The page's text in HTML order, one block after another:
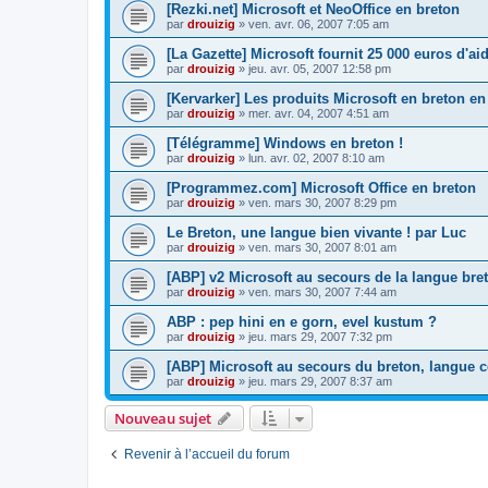
[Rezki.net] Microsoft et NeoOffice en breton
par drouizig » ven. avr. 06, 2007 7:05 am
[La Gazette] Microsoft fournit 25 000 euros
par drouizig » jeu. avr. 05, 2007 12:58 pm
[Kervarker] Les produits Microsoft en breton
par drouizig » mer. avr. 04, 2007 4:51 am
[Télégramme] Windows en breton !
par drouizig » lun. avr. 02, 2007 8:10 am
[Programmez.com] Microsoft Office en breton
par drouizig » ven. mars 30, 2007 8:29 pm
Le Breton, une langue bien vivante ! par Luc
par drouizig » ven. mars 30, 2007 8:01 am
[ABP] v2 Microsoft au secours de la langue
par drouizig » ven. mars 30, 2007 7:44 am
ABP : pep hini en e gorn, evel kustum ?
par drouizig » jeu. mars 29, 2007 7:32 pm
[ABP] Microsoft au secours du breton, langue
par drouizig » jeu. mars 29, 2007 8:37 am
Nouveau sujet
Revenir à l’accueil du forum